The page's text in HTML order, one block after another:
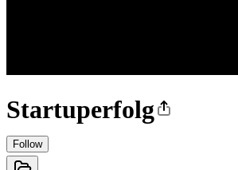
Startuperfolg
Follow